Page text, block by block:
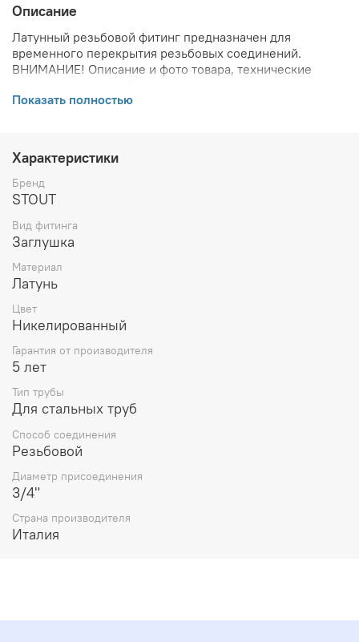
Описание
Латунный резьбовой фитинг предназначен для
временного перекрытия резьбовых соединений.
ВНИМАНИЕ! Описание и фото товара, технические
габаритах, внешнем виде и цвете, стране производства
право в любой момент без обязательного извещения
вносить изменения в дизайн и технические
характеристики, не ухудшающие потребительских
свойств товара.
Показать полностью
Характеристики
Бренд
STOUT
Вид фитинга
Заглушка
Материал
Латунь
Цвет
Никелированный
Гарантия от производителя
5 лет
Тип трубы
Для стальных труб
Способ соединения
Резьбовой
Диаметр присоединения
3/4"
Страна производителя
Италия